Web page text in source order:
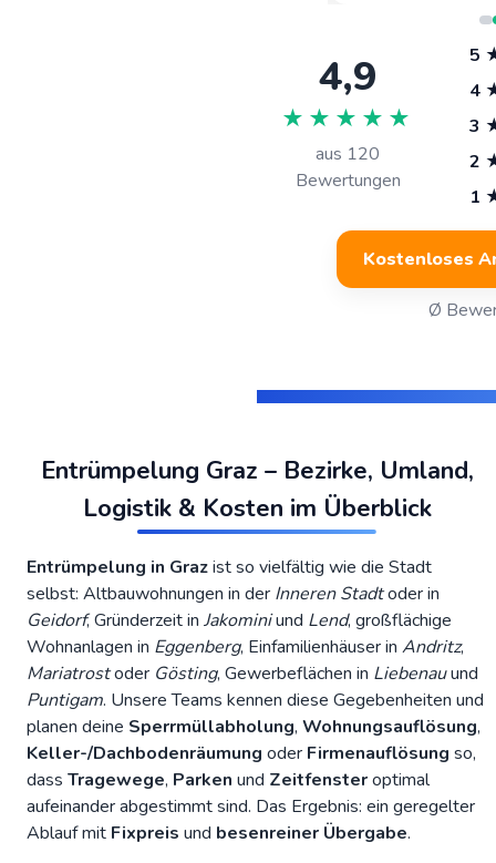
4,9
★★★★★
aus 120
Bewertungen
5
4
3
2
1
Kostenloses
Ø
Entrümpelung Graz – Bezirke, Umland,
Logistik & Kosten im Überblick
Entrümpelung in Grazist so vielfältig wie die Stadt
selbst: Altbauwohnungen in der Inneren Stadtoder in
Geidorf, Gründerzeit in Jakominiund Lend, großflächige
Wohnanlagen in Eggenberg, Einfamilienhäuser in Andritz,
Mariatrostoder Gösting, Gewerbeflächen in Liebenauund
Puntigam. Unsere Teams kennen diese Gegebenheiten und
planen deine Sperrmüllabholung, Wohnungsauflösung,
Keller-/Dachbodenräumung oder Firmenauflösung so,
dass Tragewege, Parken und Zeitfensteroptimal
aufeinander abgestimmt sind. Das Ergebnis: ein geregelter
Ablauf mit Fixpreis und besenreiner Übergabe.